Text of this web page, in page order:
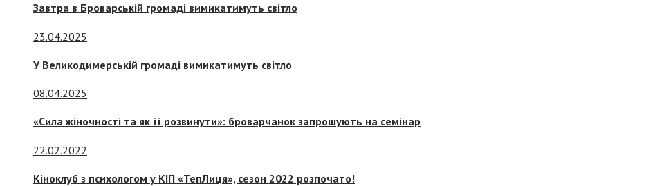
Завтра в Броварській громаді вимикатимуть світло
23.04.2025
У Великодимерській громаді вимикатимуть світло
08.04.2025
«Сила жіночності та як її розвинути»: броварчанок запрошують на семінар
22.02.2022
Кіноклуб з психологом у КІП «ТепЛиця», сезон 2022 розпочато!